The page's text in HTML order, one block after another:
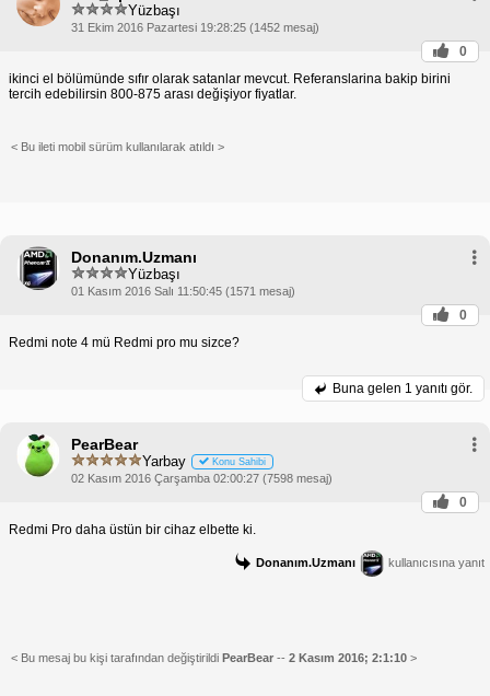
Yüzbaşı
31 Ekim 2016 Pazartesi 19:28:25 (1452 mesaj)
0
ikinci el bölümünde sıfır olarak satanlar mevcut. Referanslarina bakip birini
tercih edebilirsin 800-875 arası değişiyor fiyatlar.
< Bu ileti mobil sürüm kullanılarak atıldı >
Donanım.Uzmanı
Yüzbaşı
01 Kasım 2016 Salı 11:50:45 (1571 mesaj)
0
Redmi note 4 mü Redmi pro mu sizce?
Buna gelen 1 yanıtı gör.
PearBear
Yarbay Konu Sahibi
02 Kasım 2016 Çarşamba 02:00:27 (7598 mesaj)
0
Redmi Pro daha üstün bir cihaz elbette ki.
Donanım.Uzmanı kullanıcısına yanıt
< Bu mesaj bu kişi tarafından değiştirildi PearBear -- 2 Kasım 2016; 2:1:10 >